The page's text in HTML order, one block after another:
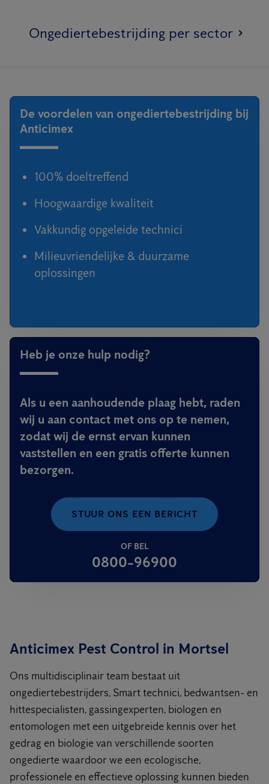
Ongediertebestrijding per sector
De voordelen van ongediertebestrijding bij
Anticimex
100% doeltreffend
Hoogwaardige kwaliteit
Vakkundig opgeleide technici
Milieuvriendelijke & duurzame
oplossingen
Heb je onze hulp nodig?
Als u een aanhoudende plaag hebt, raden
wij u aan contact met ons op te nemen,
zodat wij de ernst ervan kunnen
vaststellen en een gratis offerte kunnen
bezorgen.
STUUR ONS EEN BERICHT
OF BEL
0800-96900
Anticimex Pest Control in Mortsel
Ons multidisciplinair team bestaat uit
ongediertebestrijders, Smart technici, bedwantsen- en
hittespecialisten, gassingexperten, biologen en
entomologen met een uitgebreide kennis over het
gedrag en biologie van verschillende soorten
ongedierte waardoor we een ecologische,
professionele en effectieve oplossing kunnen bieden